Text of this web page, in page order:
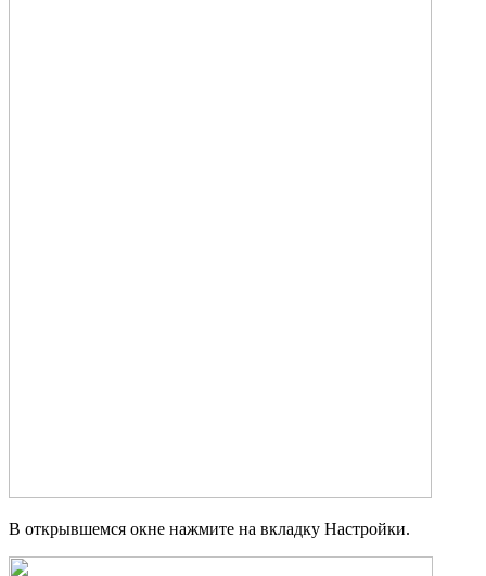
В открывшемся окне нажмите на вкладку Настройки.